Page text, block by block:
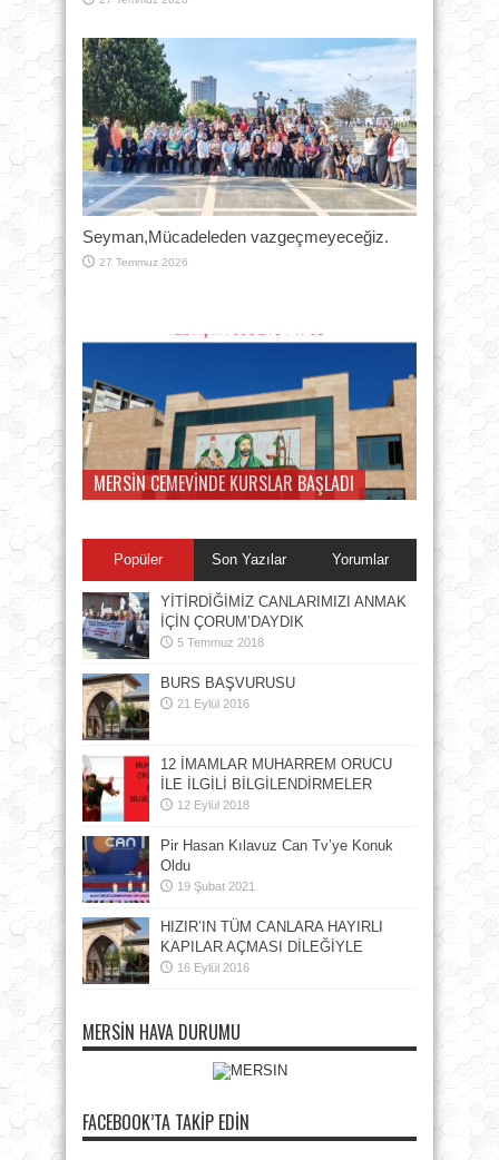
Seyman,Mücadeleden vazgeçmeyeceğiz.
27 Temmuz 2026
MERSİN CEMEVİNDE KURSLAR BAŞLADI
Tüm canları bu önemli panele bekliyoruz
Popüler Son Yazılar Yorumlar
YİTİRDİĞİMİZ CANLARIMIZI ANMAK
İÇİN ÇORUM’DAYDIK
5 Temmuz 2018
BURS BAŞVURUSU
21 Eylül 2016
12 İMAMLAR MUHARREM ORUCU
İLE İLGİLİ BİLGİLENDİRMELER
12 Eylül 2018
Pir Hasan Kılavuz Can Tv’ye Konuk
Oldu
19 Şubat 2021
HIZIR’IN TÜM CANLARA HAYIRLI
KAPILAR AÇMASI DİLEĞİYLE
16 Eylül 2016
MERSIN HAVA DURUMU
FACEBOOK’TA TAKIP EDIN